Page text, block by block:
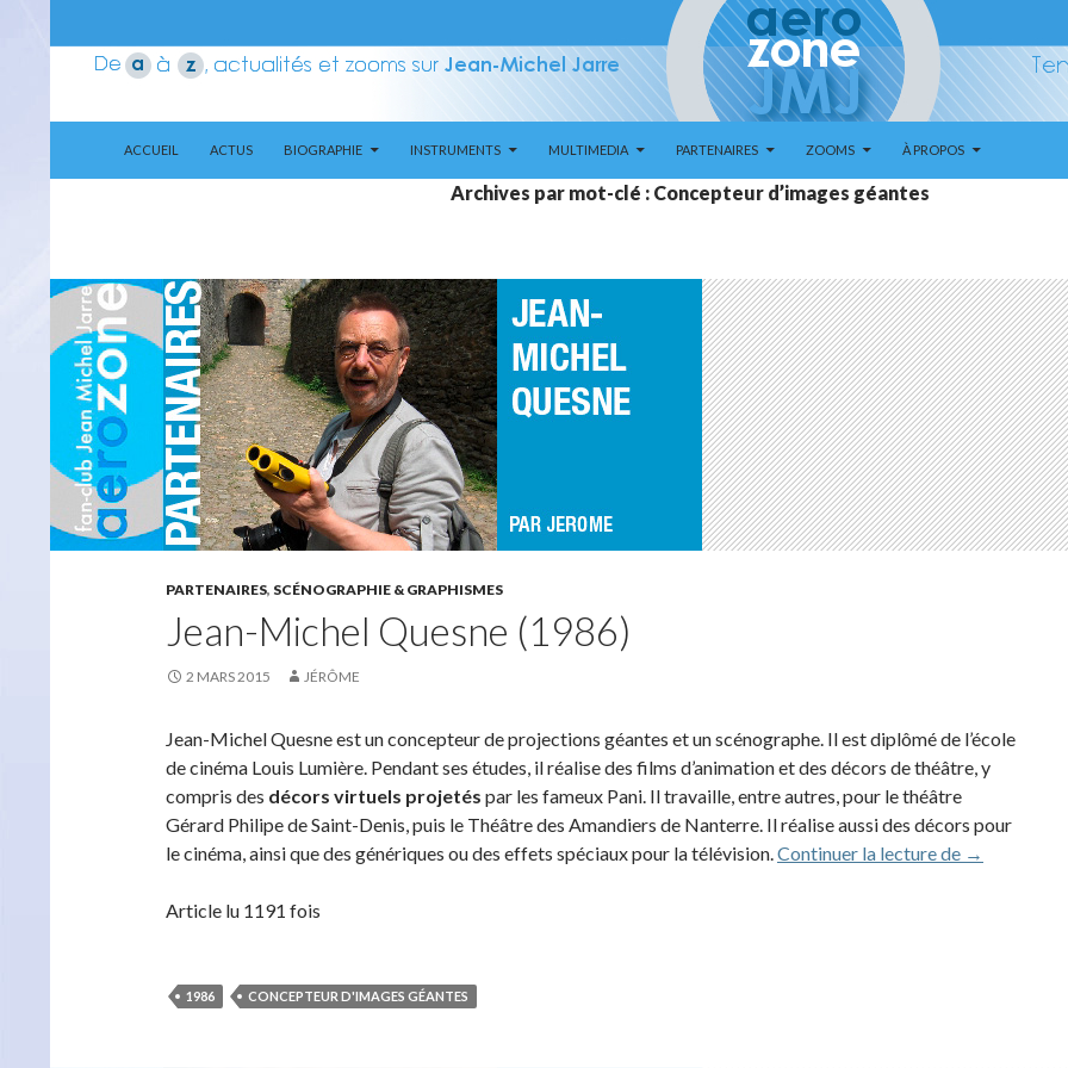
Aerozone JMJ
ACCUEIL
ACTUS BIOGRAPHIE INSTRUMENTS MULTIMEDIA PARTENAIRES ZOOMS À PROPOS
Archives par mot-clé : Concepteur d’images géantes
PARTENAIRES, SCÉNOGRAPHIE & GRAPHISMES
Jean-Michel Quesne (1986)
2 MARS 2015 JÉRÔME
Jean-Michel Quesne est un concepteur de projections géantes et un scénographe. Il est diplômé de l’école
de cinéma Louis Lumière. Pendant ses études, il réalise des films d’animation et des décors de théâtre, y
compris des décors virtuels projetés par les fameux Pani. Il travaille, entre autres, pour le théâtre
Gérard Philipe de Saint-Denis, puis le Théâtre des Amandiers de Nanterre. Il réalise aussi des décors pour
le cinéma, ainsi que des génériques ou des effets spéciaux pour la télévision.Continuer la lecture de Jean-
→
Article lu 1191 fois
1986 CONCEPTEUR D'IMAGES GÉANTES